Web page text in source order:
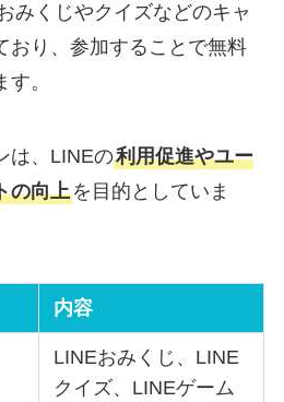
みくじやクイズなどのキャ
おり、参加することで無料
。
は、LINEの利用促進やユー
の向上を目的としていま
内容
LINEおみくじ、LINE
クイズ、LINEゲーム